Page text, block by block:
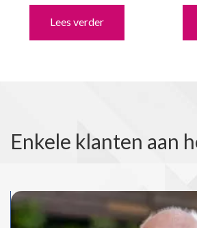
Lees verder
Enkele klanten aan